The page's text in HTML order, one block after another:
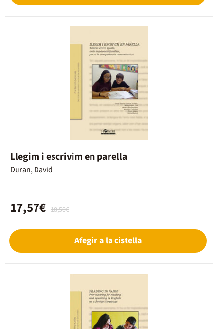
Llegim i escrivim en parella
Duran, David
18,50€
17,57€
Afegir a la cistella